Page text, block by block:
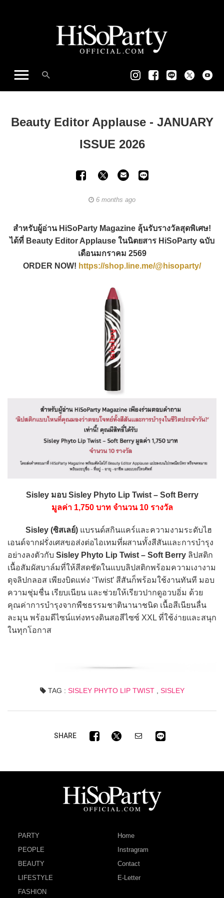
Beauty Editor Applause - JANUARY
ISSUE 2026
6 months ago
สำหรับผู้อ่าน HiSoParty Magazine ลุ้นรับรางวัลสุดพิเศษ!
ได้ที่ Beauty Editor Applause ในนิตยสาร HiSoParty ฉบับ
เดือนมกราคม 2569
ORDER NOW! https://shop.line.me/@hisoparty/
Sisley มอบ Sisley Phyto Lip Twist – Soft Berry
มูลค่า 1,750 บาท จำนวน 10 รางวัล
Sisley (ซิสเลย์) แบรนด์สกินแคร์และความงามระดับไฮ
เอนด์จากฝรั่งเศสขอส่งต่อไอเทมที่ผสานทั้งสีสันและการบำรุง
อย่างลงตัวกับ Sisley Phyto Lip Twist – Soft Berry ลิปสติก
เนื้อสัมผัสบาล์มที่ให้สีสดชัดในแบบลิปสติกพร้อมความเงางาม
ดุจลิปกลอส เพียงบิดแท่ง ‘Twist’ สีสันก็พร้อมใช้งานทันที มอบ
ความชุ่มชื่น เรียบเนียน และช่วยให้เรียวปากดูอวบอิ่ม ด้วย
คุณค่าการบำรุงจากพืชธรรมชาตินานาชนิด เนื้อสีเนียนลื่น
ละมุน พร้อมดีไซน์แท่งทรงดินสอสีไซซ์ XXL ที่ใช้ง่ายและสนุก
ในทุกโอกาส
TAG : SISLEY PHYTO LIP TWIST, SISLEY
SHARE
PARTY
PEOPLE
BEAUTY
LIFESTYLE
FASHION
Home
Instragram
Contact
E-Letter